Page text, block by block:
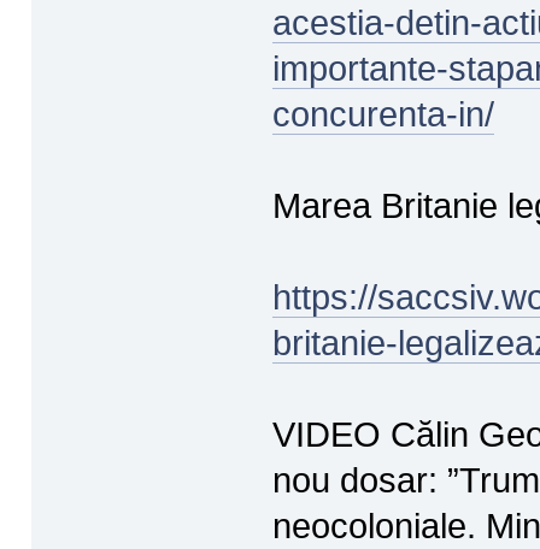
acestia-detin-
importante-
concurenta-in/
Marea Britanie
https://
britanie-
VIDEO Călin
nou dosar:
neocoloniale.